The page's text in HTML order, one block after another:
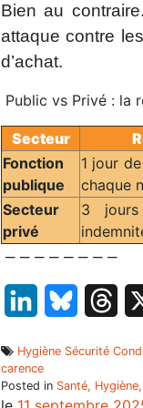
Bien au
attaque contre
d’achat.
Public vs Privé : la
Secteur
Fonction
publique
1 jour
chaque
Secteur
privé
3
– – – – – – – –
LinkedInBluesky
Hygiène Sécurité
carence
Posted in Santé,